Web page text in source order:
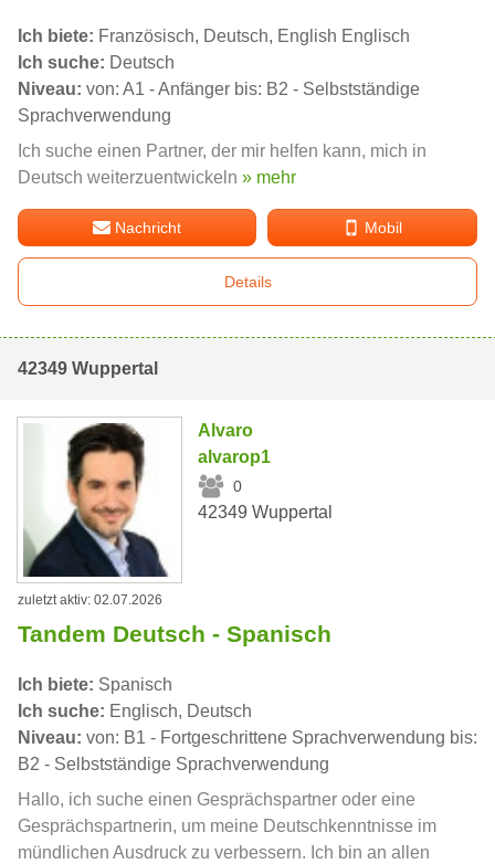
Ich biete: Französisch, Deutsch, English Englisch
Ich suche: Deutsch
Niveau: von: A1 - Anfänger bis: B2 - Selbstständige
Sprachverwendung
Ich suche einen Partner, der mir helfen kann, mich in
Deutsch weiterzuentwickeln » mehr
Nachricht Mobil
Details
42349 Wuppertal
Alvaro
alvarop1
0
42349 Wuppertal
zuletzt aktiv: 02.07.2026
Tandem Deutsch - Spanisch
Ich biete: Spanisch
Ich suche: Englisch, Deutsch
Niveau: von: B1 - Fortgeschrittene Sprachverwendung bis:
B2 - Selbstständige Sprachverwendung
Hallo, ich suche einen Gesprächspartner oder eine
Gesprächspartnerin, um meine Deutschkenntnisse im
mündlichen Ausdruck zu verbessern. Ich bin an allen